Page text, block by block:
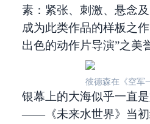
素：紧张、刺激、悬念
成为此类作品的样板之
出色的动作片导演”之
彼德森在《空军
银幕上的大海似乎一直
——《未来水世界》当初